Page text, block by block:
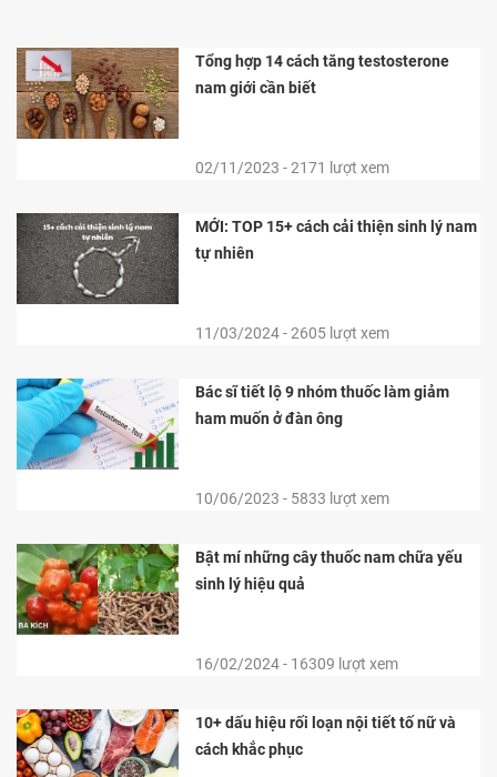
Tổng hợp 14 cách tăng testosterone
nam giới cần biết
02/11/2023 - 2171 lượt xem
MỚI: TOP 15+ cách cải thiện sinh lý nam
tự nhiên
11/03/2024 - 2605 lượt xem
Bác sĩ tiết lộ 9 nhóm thuốc làm giảm
ham muốn ở đàn ông
10/06/2023 - 5833 lượt xem
Bật mí những cây thuốc nam chữa yếu
sinh lý hiệu quả
16/02/2024 - 16309 lượt xem
10+ dấu hiệu rối loạn nội tiết tố nữ và
cách khắc phục